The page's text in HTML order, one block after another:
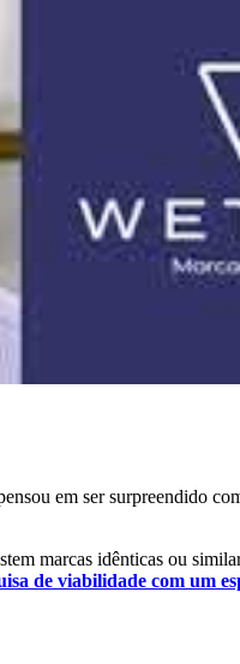
em ser surpreendido
marcas idênticas ou
de viabilidade com um